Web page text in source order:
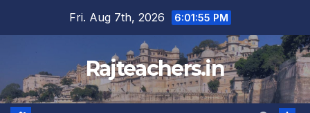
Fri. Aug 7th, 2026 6:01:55 PM
Rajteachers.in